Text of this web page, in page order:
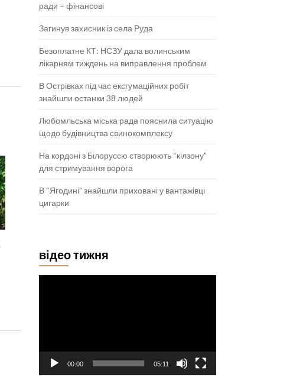
ради – фінансові
Загинув захисник із села Руда
Безоплатне КТ: НСЗУ дала волинським
лікарням тиждень на виправлення проблем
В Острівках під час ексгумаційних робіт
знайшли останки 38 людей
Любомльська міська рада пояснила ситуацію
щодо будівництва свинокомплексу
На кордоні з Білоруссю створюють “кілзону”
для стримування ворога
В “Ягодині” знайшли приховані у вантажівці
цигарки
відео тижня
00:00 05:11